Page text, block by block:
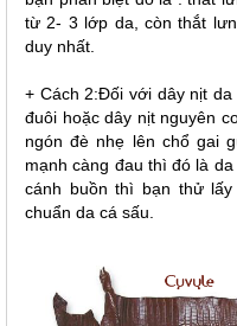
từ 2- 3 lớp da, còn thắt
duy nhất.
+ Cách 2:Đối với dây nịt
đuôi hoặc dây nịt nguyên
ngón đè nhẹ lên chổ gai
mạnh càng đau thì đó là
cánh buồn thì bạn thử
chuẩn da cá sấu.